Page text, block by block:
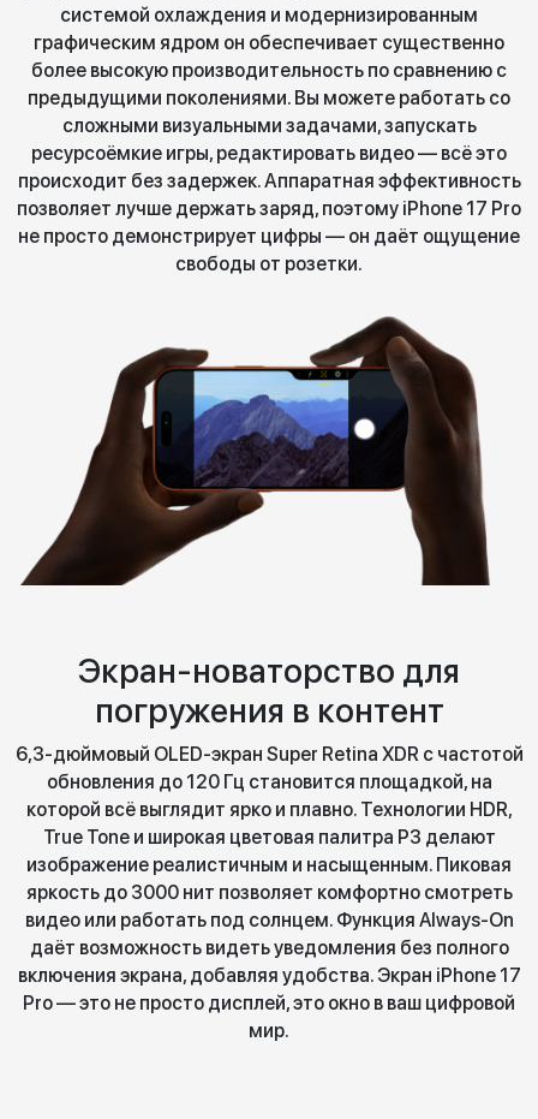
системой охлаждения и модернизированным
графическим ядром он обеспечивает существенно
более высокую производительность по сравнению с
предыдущими поколениями. Вы можете работать со
сложными визуальными задачами, запускать
ресурсоёмкие игры, редактировать видео — всё это
происходит без задержек. Аппаратная эффективность
позволяет лучше держать заряд, поэтому iPhone 17 Pro
не просто демонстрирует цифры — он даёт ощущение
свободы от розетки.
Экран-новаторство для
погружения в контент
6,3-дюймовый OLED-экран Super Retina XDR с частотой
обновления до 120 Гц становится площадкой, на
которой всё выглядит ярко и плавно. Технологии HDR,
True Tone и широкая цветовая палитра P3 делают
изображение реалистичным и насыщенным. Пиковая
яркость до 3000 нит позволяет комфортно смотреть
видео или работать под солнцем. Функция Always-On
даёт возможность видеть уведомления без полного
включения экрана, добавляя удобства. Экран iPhone 17
Pro — это не просто дисплей, это окно в ваш цифровой
мир.